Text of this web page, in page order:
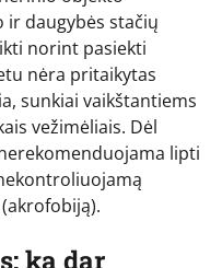
ir daugybės stačių
norint pasiekti
nėra pritaikytas
sunkiai vaikštantiems
vežimėliais. Dėl
lipti
ką dar